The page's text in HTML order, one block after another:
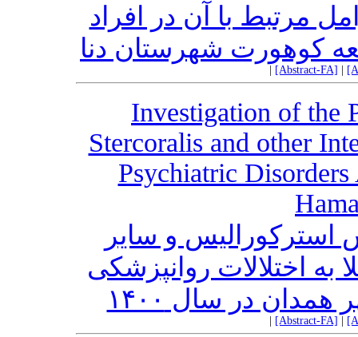
مرتبط با آن در افراد
[Abstract-FA]
Investigation of the
Stercoralis and other
Psychiatric
استرکورالیس و سایر
به اختلالات روانپزشکی
در سال ۱۴۰۰
[Abstract-FA]